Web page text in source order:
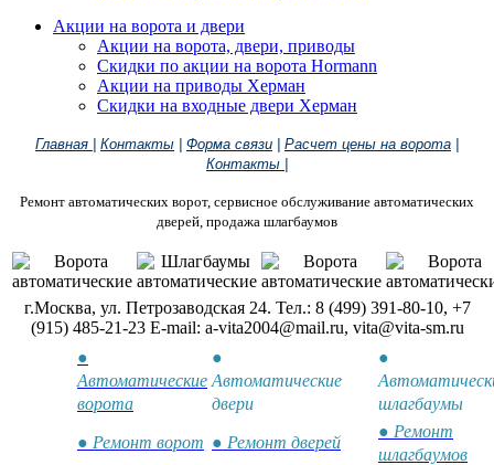
Акции на ворота и двери
Акции на ворота, двери, приводы
Скидки по акции на ворота Hormann
Акции на приводы Херман
Скидки на входные двери Херман
Главная Контакты Форма связи Расчет цены на ворота
Контакты
Ремонт автоматических ворот, сервисное обслуживание автоматических
дверей, продажа шлагбаумов
г.Москва, ул. Петрозаводская 24. Тел.: 8 (499) 391-80-10, +7
(915) 485-21-23 E-mail: a-vita2004@mail.ru, vita@vita-sm.ru
●
Автоматические
ворота
●
Автоматические
двери
●
шлагбаумы
● Ремонт ворот ● Ремонт дверей
● Ремонт
шлагбаумов